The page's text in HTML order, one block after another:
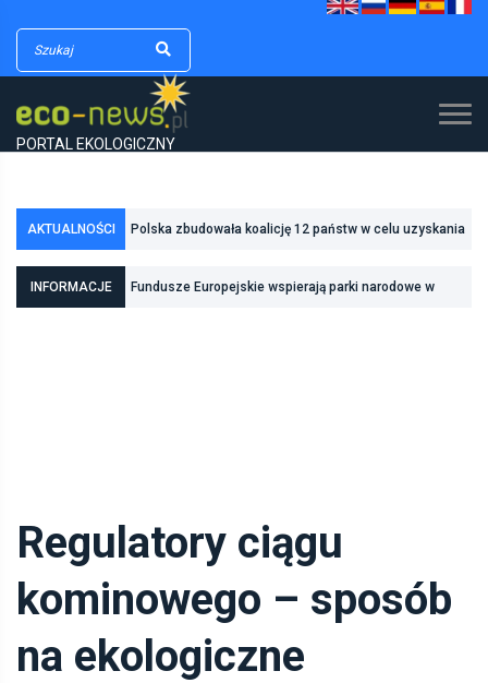
PORTAL EKOLOGICZNY
AKTUALNOŚCI Polska zbudowała koalicję 12 państw w celu uzyskania
INFORMACJE Fundusze Europejskie wspierają parki narodowe w
Regulatory ciągu
kominowego – sposób
na ekologiczne